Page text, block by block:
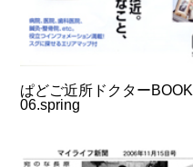
ぱどご近所ドクターBOOK
06.spring